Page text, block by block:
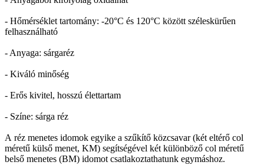
- Hőmérséklet tartomány: -20°C és 120°C között széleskürűen
felhasználható
- Anyaga: sárgaréz
- Kiváló minőség
- Erős kivitel, hosszú élettartam
- Színe: sárga réz
A réz menetes idomok egyike a szűkítő közcsavar (két eltérő col
méretű külső menet, KM) segítségével két különböző col méretű
belső menetes (BM) idomot csatlakoztathatunk egymáshoz.